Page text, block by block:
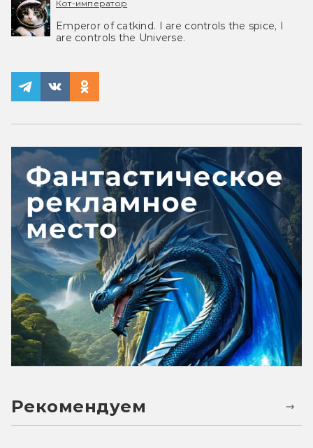
Кот-император
Emperor of catkind. I are controls the spice, I
are controls the Universe.
Рекомендуем